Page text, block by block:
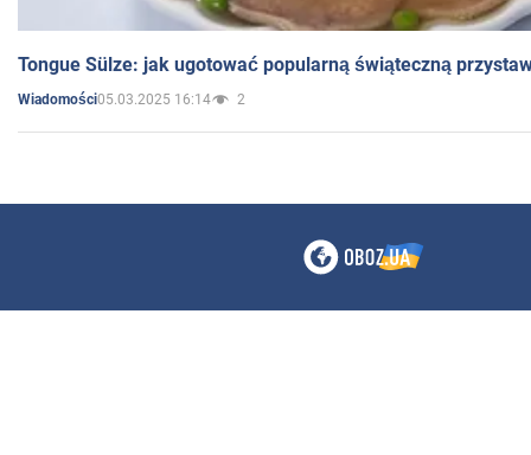
Tongue Sülze: jak ugotować popularną świąteczną
Wiadomości05.03.2025 16:14 2